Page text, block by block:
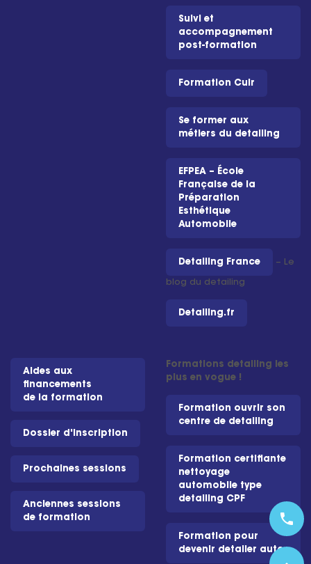
Suivi et
accompagnement
post-formation
Formation Cuir
Se former aux
métiers du detailing
EFPEA – École
Française de la
Préparation
Esthétique
Automobile
Detailing France – Le
blog du detailing
Detailing.fr
Aides aux
financements
de la formation
Dossier d'inscription
Prochaines sessions
Anciennes sessions
de formation
Formations detailing les
plus en vogue !
Formation ouvrir son
centre de detailing
Formation certifiante
nettoyage
automobile type
detailing CPF
Formation pour
devenir detailer auto
phone